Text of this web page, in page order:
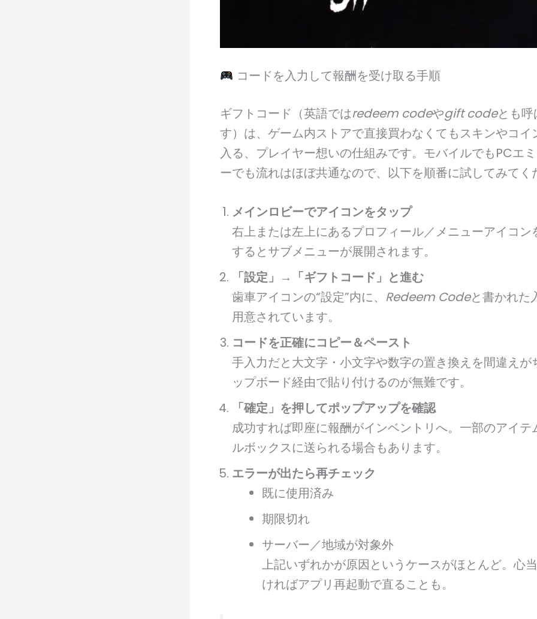
コードを入力して報酬を受け取る手順
ギフトコード（英語ではredeem codeやgift codeとも
す）は、ゲーム内ストアで直接買わなくてもスキンやコイ
入る、プレイヤー想いの仕組みです。モバイルでもPCエ
ーでも流れはほぼ共通なので、以下を順番に試してみてく
メインロビーでアイコンをタップ
右上または左上にあるプロフィール／メニューアイコン
するとサブメニューが展開されます。
「設定」→「ギフトコード」と進む
歯車アイコンの“設定”内に、 Redeem Codeと書かれた
用意されています。
コードを正確にコピー＆ペースト
手入力だと大文字・小文字や数字の置き換えを間違えが
ップボード経由で貼り付けるのが無難です。
「確定」を押してポップアップを確認
成功すれば即座に報酬がインベントリへ。一部のアイテ
ルボックスに送られる場合もあります。
エラーが出たら再チェック
既に使用済み
期限切れ
サーバー／地域が対象外
上記いずれかが原因というケースがほとんど。心
ければアプリ再起動で直ることも。